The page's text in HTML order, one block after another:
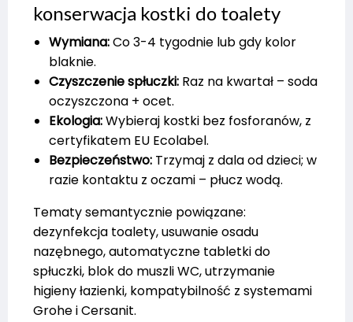
konserwacja kostki do toalety
Wymiana:Co 3-4 tygodnie lub gdy kolor
blaknie.
Czyszczenie spłuczki: Raz na kwartał – soda
oczyszczona + ocet.
Ekologia:Wybieraj kostki bez fosforanów, z
certyfikatem EU Ecolabel.
Bezpieczeństwo: Trzymaj z dala od dzieci; w
razie kontaktu z oczami – płucz wodą.
Tematy semantycznie powiązane:
dezynfekcja toalety, usuwanie osadu
nazębnego, automatyczne tabletki do
spłuczki, blok do muszli WC, utrzymanie
higieny łazienki, kompatybilność z systemami
Grohe i Cersanit.